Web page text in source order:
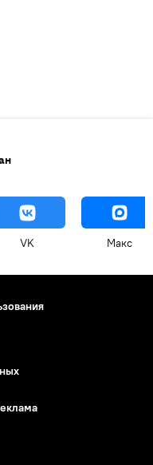
VK Макс